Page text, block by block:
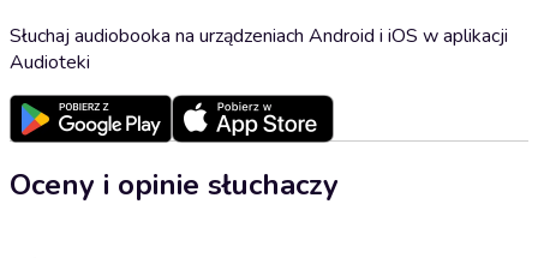
Słuchaj audiobooka na urządzeniach Android i iOS w aplikacji
Audioteki
Oceny i opinie słuchaczy